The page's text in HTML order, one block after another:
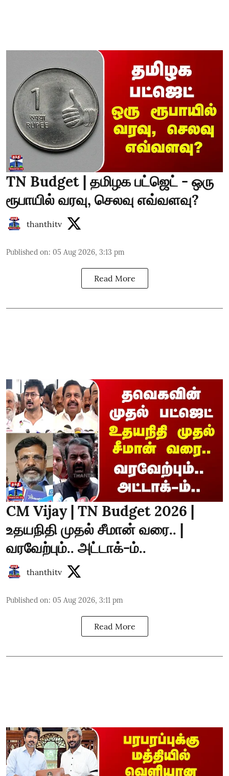
TN Budget | தமிழக பட்ஜெட் - ஒரு
ரூபாயில் வரவு, செலவு எவ்வளவு?
thanthitv
Published on: 05 Aug 2026, 3:13 pm
Read More
CM Vijay | TN Budget 2026 |
உதயநிதி முதல் சீமான் வரை.. |
வரவேற்பும்.. அட்டாக்-ம்..
thanthitv
Published on: 05 Aug 2026, 3:11 pm
Read More